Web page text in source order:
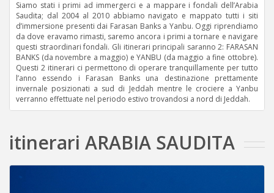
Siamo stati i primi ad immergerci e a mappare i fondali dell’Arabia
Saudita; dal 2004 al 2010 abbiamo navigato e mappato tutti i siti
d’immersione presenti dai Farasan Banks a Yanbu. Oggi riprendiamo
da dove eravamo rimasti, saremo ancora i primi a tornare e navigare
questi straordinari fondali. Gli itinerari principali saranno 2: FARASAN
BANKS (da novembre a maggio) e YANBU (da maggio a fine ottobre).
Questi 2 itinerari ci permettono di operare tranquillamente per tutto
l’anno essendo i Farasan Banks una destinazione prettamente
invernale posizionati a sud di Jeddah mentre le crociere a Yanbu
verranno effettuate nel periodo estivo trovandosi a nord di Jeddah.
itinerari ARABIA SAUDITA